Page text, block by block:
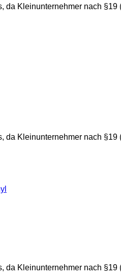
da Kleinunternehmer nach §19
da Kleinunternehmer nach §19
da Kleinunternehmer nach §19